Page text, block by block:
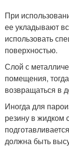
При
ее укладывают
использовать
поверхностью.
Слой с
помещения,
возвращаться в
Иногда для
резину в жидком
должна быть